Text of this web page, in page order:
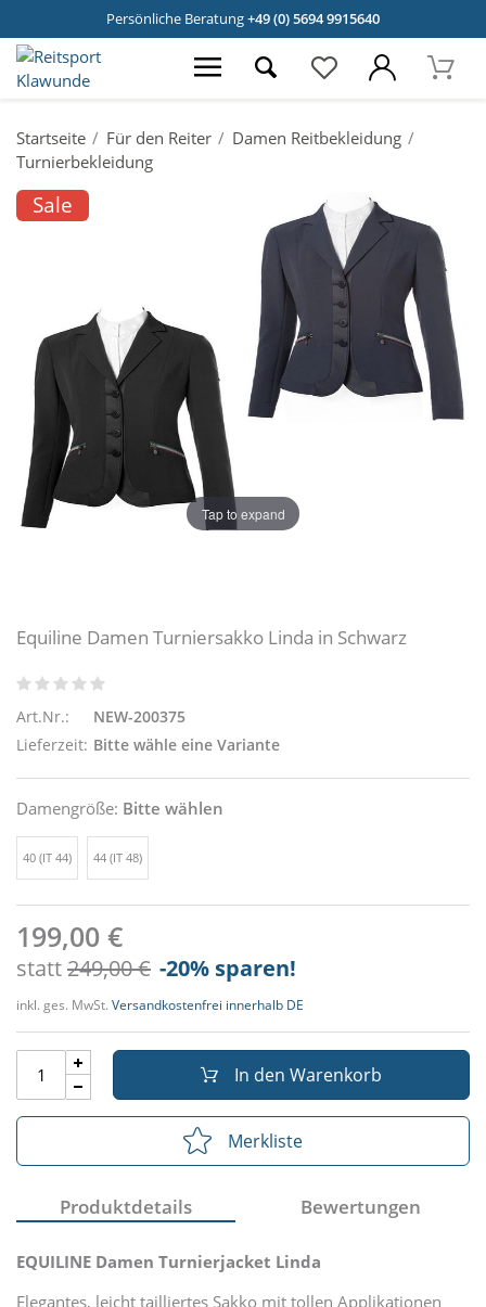
Persönliche Beratung+49 (0) 5694 9915640
Startseite Für den Reiter
Damen Reitbekleidung
Turnierbekleidung
Sale
Tap to expand
Equiline Damen Turniersakko Linda in Schwarz
Art.Nr.:
NEW-200375
Lieferzeit: Bitte wähle eine Variante
Damengröße: Bitte wählen
40 (IT 44) 44 (IT 48)
199,00 €
statt249,00 € -20% sparen!
inkl. ges. MwSt. Versandkostenfrei innerhalb DE
In den Warenkorb
Merkliste
Produktdetails Bewertungen
EQUILINE Damen Turnierjacket Linda
Elegantes, leicht tailliertes Sakko mit tollen Applikationen